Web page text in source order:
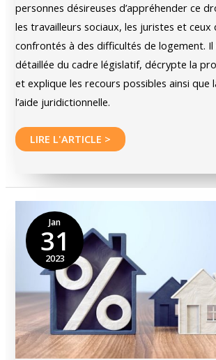
personnes désireuses d’appréhender ce
les travailleurs sociaux, les juristes et ceux
confrontés à des difficultés de logement. Il
détaillée du cadre législatif, décrypte la
et explique les recours possibles ainsi que
l’aide juridictionnelle.
Comprendre
Droit
Logement
Opposable
(DALO)
LIRE L'ARTICLE >
Jan
31
2023